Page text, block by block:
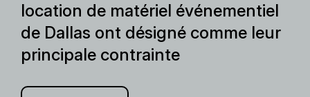
location de matériel événementiel
de Dallas ont désigné comme leur
principale contrainte